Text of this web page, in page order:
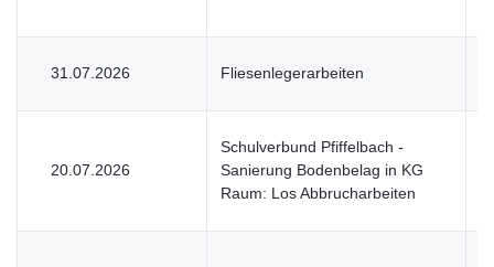
31.07.2026 Fliesenlegerarbeiten
20.07.2026
Schulverbund Pfiffelbach -
Sanierung Bodenbelag in KG
Raum: Los Abbrucharbeiten